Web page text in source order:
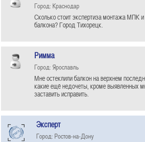
Город: Краснодар
Сколько стоит экспертиза монтажа МПК и
балкона? Город Тихорецк.
Римма
Город: Ярославль
Мне остеклили балкон на верхнем
какие ещё недочеты, кроме выявленных
заставить исправить.
Эксперт
Город: Ростов-на-Дону